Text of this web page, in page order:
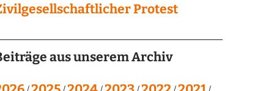
Protest
aus unserem Archiv